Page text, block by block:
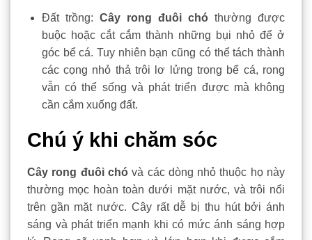
Đất trồng: Cây rong đuôi chóthường được
buộc hoặc cắt cắm thành những bụi nhỏ để ở
góc bể cá. Tuy nhiên bạn cũng có thể tách thành
các cọng nhỏ thả trôi lơ lửng trong bể cá, rong
vẫn có thể sống và phát triển được mà không
cần cắm xuống đất.
Chú ý khi chăm sóc
Cây rong đuôi chóvà các dòng nhỏ thuộc họ này
thường mọc hoàn toàn dưới mặt nước, và trôi nổi
trên gần mặt nước. Cây rất dễ bị thu hút bởi ánh
sáng và phát triển mạnh khi có mức ánh sáng hợp